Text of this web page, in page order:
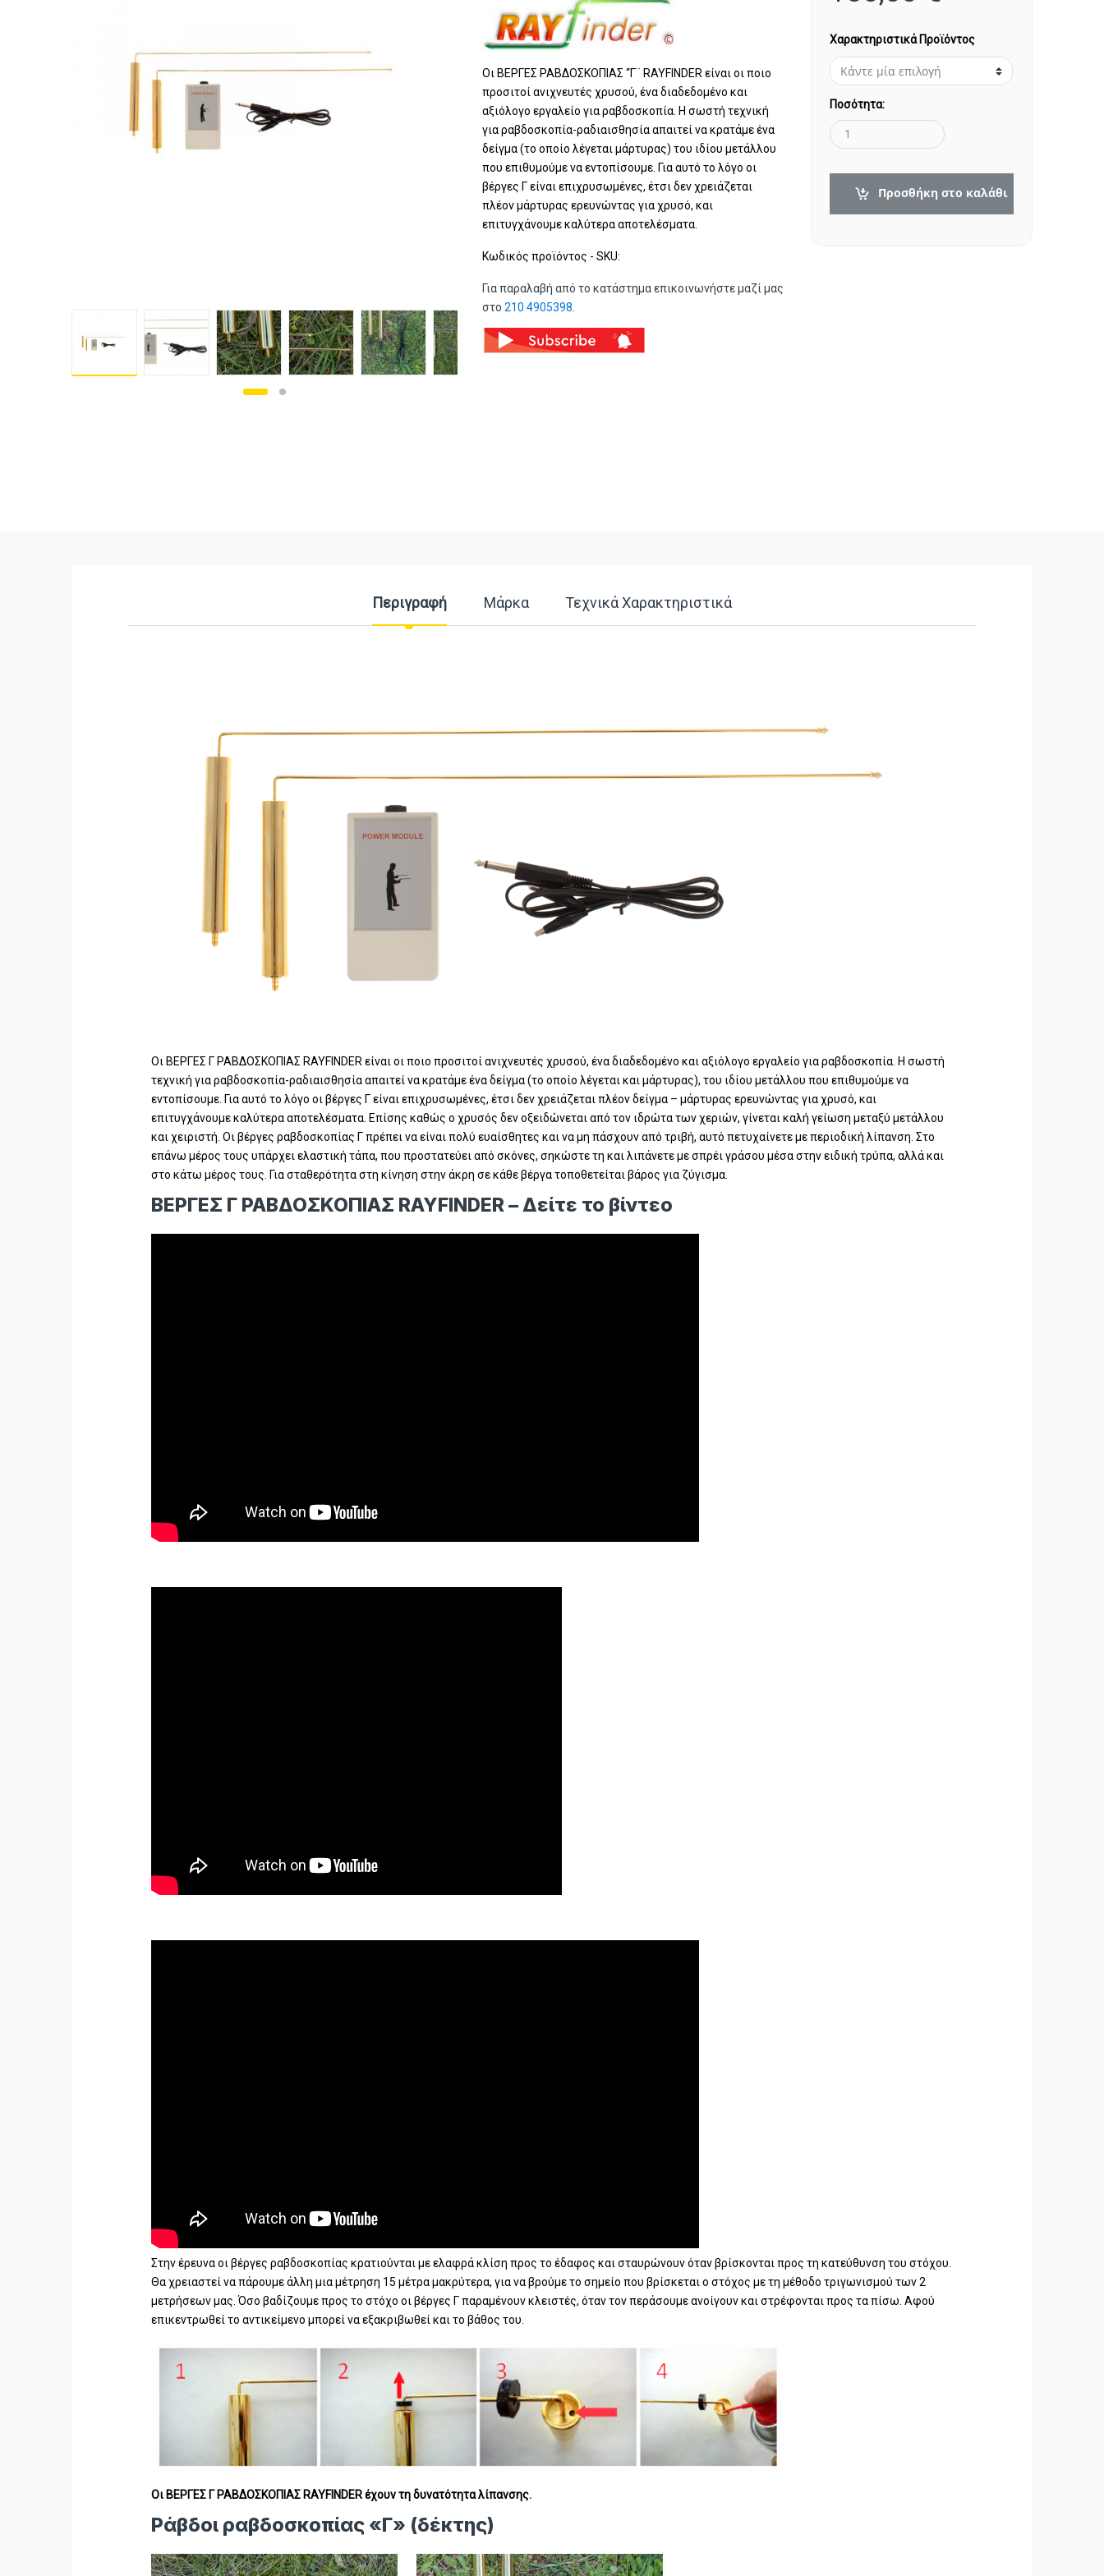
Οι ΒΕΡΓΕΣ ΡΑΒΔΟΣΚΟΠΙΑΣ “Γ¨ RAYFINDER είναι οι ποιο
προσιτοί ανιχνευτές χρυσού, ένα διαδεδομένο και
αξιόλογο εργαλείο για ραβδοσκοπία. Η σωστή τεχνική
για ραβδοσκοπία-ραδιαισθησία απαιτεί να κρατάμε ένα
δείγμα (το οποίο λέγεται μάρτυρας) του ιδίου μετάλλου
που επιθυμούμε να εντοπίσουμε. Για αυτό το λόγο οι
βέργες Γ είναι επιχρυσωμένες, έτσι δεν χρειάζεται
πλέον μάρτυρας ερευνώντας για χρυσό, και
επιτυγχάνουμε καλύτερα αποτελέσματα.
Κωδικός προϊόντος - SKU:
Για παραλαβή από το κατάστημα επικοινωνήστε μαζί μας
στο 210 4905398
Χαρακτηριστικά Προϊόντος
Ποσότητα:
Προσθήκη στο καλάθι
Περιγραφή Μάρκα Τεχνικά Χαρακτηριστικά
Οι ΒΕΡΓΕΣ Γ ΡΑΒΔΟΣΚΟΠΙΑΣ RAYFINDER είναι οι ποιο προσιτοί ανιχνευτές χρυσού, ένα διαδεδομένο και αξιόλογο εργαλείο για ραβδοσκοπία. Η σωστή
τεχνική για ραβδοσκοπία-ραδιαισθησία απαιτεί να κρατάμε ένα δείγμα (το οποίο λέγεται και μάρτυρας), του ιδίου μετάλλου που επιθυμούμε να
εντοπίσουμε. Για αυτό το λόγο οι βέργες Γ είναι επιχρυσωμένες, έτσι δεν χρειάζεται πλέον δείγμα – μάρτυρας ερευνώντας για χρυσό, και
επιτυγχάνουμε καλύτερα αποτελέσματα. Επίσης καθώς ο χρυσός δεν οξειδώνεται από τον ιδρώτα των χεριών, γίνεται καλή γείωση μεταξύ μετάλλου
και χειριστή. Οι βέργες ραβδοσκοπίας Γ πρέπει να είναι πολύ ευαίσθητες και να μη πάσχουν από τριβή, αυτό πετυχαίνετε με περιοδική λίπανση. Στο
επάνω μέρος τους υπάρχει ελαστική τάπα, που προστατεύει από σκόνες, σηκώστε τη και λιπάνετε με σπρέι γράσου μέσα στην ειδική τρύπα, αλλά και
στο κάτω μέρος τους. Για σταθερότητα στη κίνηση στην άκρη σε κάθε βέργα τοποθετείται βάρος για ζύγισμα.
ΒΕΡΓΕΣ Γ ΡΑΒΔΟΣΚΟΠΙΑΣ RAYFINDER – Δείτε το βίντεο
Στην έρευνα οι βέργες ραβδοσκοπίας κρατιούνται με ελαφρά κλίση προς το έδαφος και σταυρώνουν όταν βρίσκονται προς τη κατεύθυνση του στόχου.
Θα χρειαστεί να πάρουμε άλλη μια μέτρηση 15 μέτρα μακρύτερα, για να βρούμε το σημείο που βρίσκεται ο στόχος με τη μέθοδο τριγωνισμού των 2
μετρήσεων μας. Όσο βαδίζουμε προς το στόχο οι βέργες Γ παραμένουν κλειστές, όταν τον περάσουμε ανοίγουν και στρέφονται προς τα πίσω. Αφού
επικεντρωθεί το αντικείμενο μπορεί να εξακριβωθεί και το βάθος του.
Οι ΒΕΡΓΕΣ Γ ΡΑΒΔΟΣΚΟΠΙΑΣ RAYFINDER έχουν τη δυνατότητα λίπανσης.
Ράβδοι ραβδοσκοπίας «Γ» (δέκτης)